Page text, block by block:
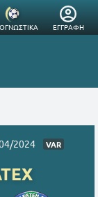
ΕΓΓΡΑΦΗ
2024 VAR